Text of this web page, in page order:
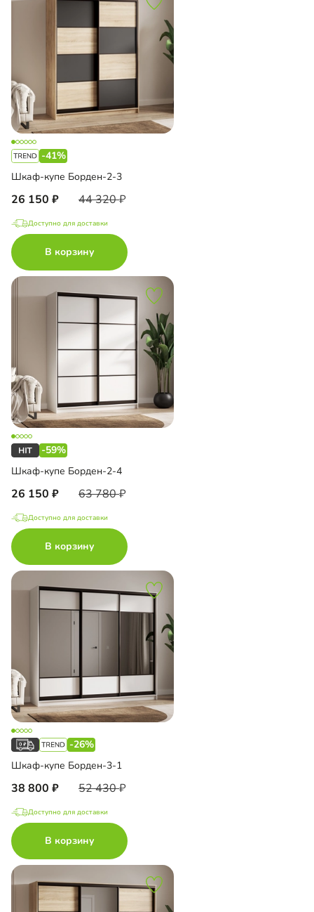
-41%
Шкаф-купе Борден-2-3
26 150 44 320
Доступно для доставки
В корзину
-59%
Шкаф-купе Борден-2-4
26 150 63 780
Доступно для доставки
В корзину
-26%
Шкаф-купе Борден-3-1
38 800 52 430
Доступно для доставки
В корзину